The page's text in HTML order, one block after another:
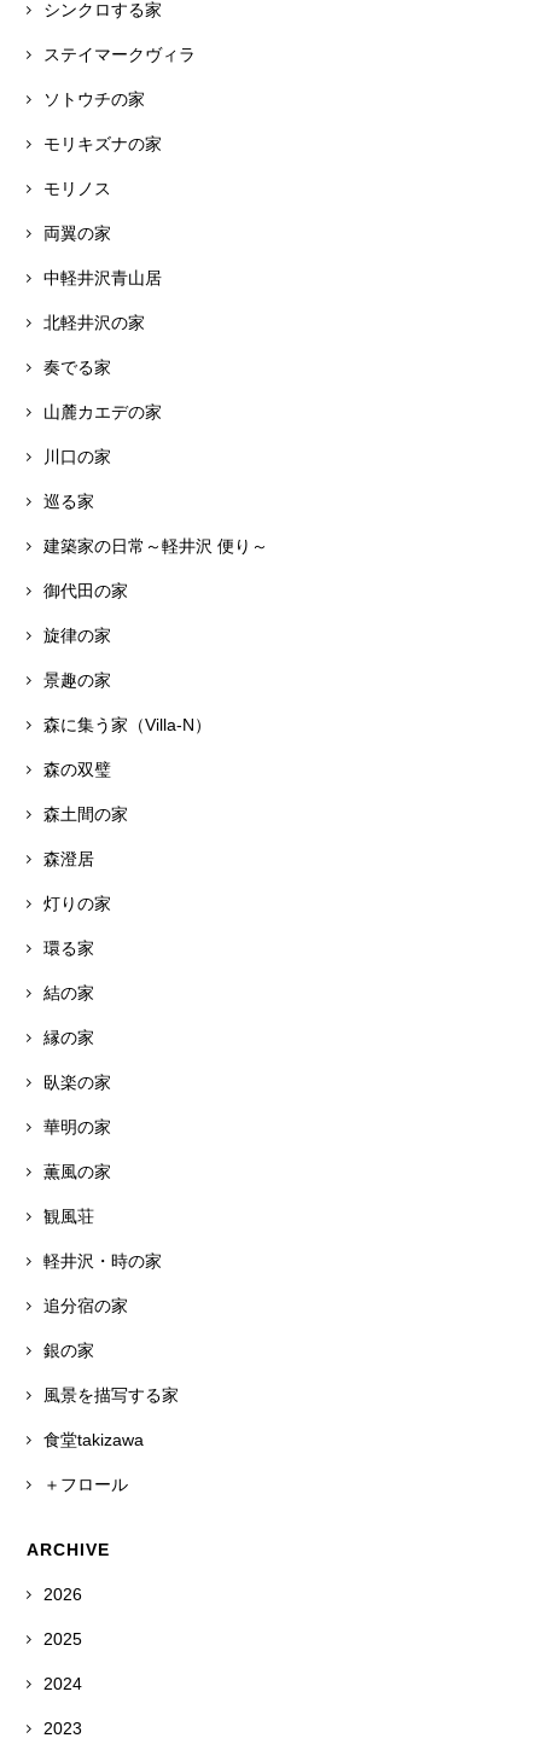
シンクロする家
ステイマークヴィラ
ソトウチの家
モリキズナの家
モリノス
両翼の家
中軽井沢青山居
北軽井沢の家
奏でる家
山麓カエデの家
川口の家
巡る家
建築家の日常～軽井沢 便り～
御代田の家
旋律の家
景趣の家
森に集う家（Villa-N）
森の双璧
森土間の家
森澄居
灯りの家
環る家
結の家
縁の家
臥楽の家
華明の家
薫風の家
観風荘
軽井沢・時の家
追分宿の家
銀の家
風景を描写する家
食堂takizawa
＋フロール
ARCHIVE
2026
2025
2024
2023